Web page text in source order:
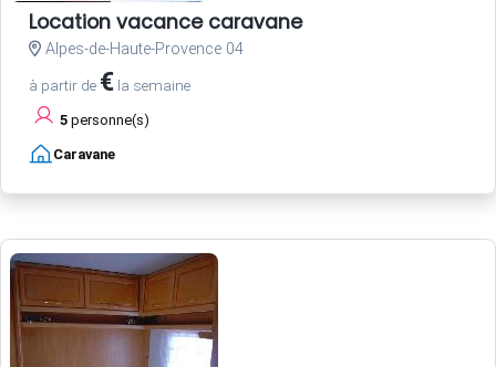
Location vacance caravane
Alpes-de-Haute-Provence 04
à partir de € la semaine
5 personne(s)
Caravane